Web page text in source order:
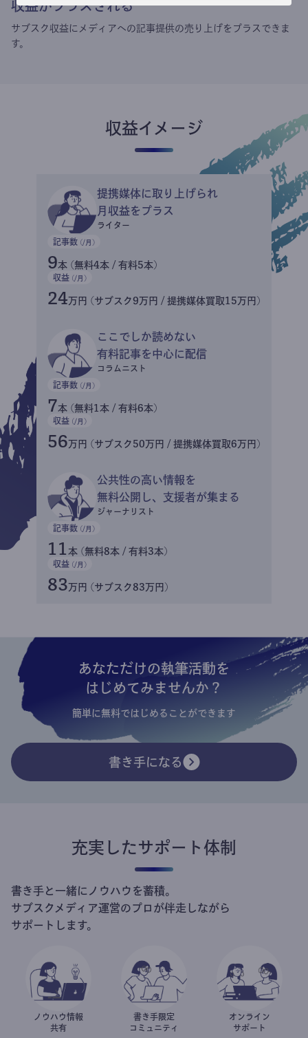
収益がプラスされる
サブスク収益にメディアへの記事提供の売り上げをプラスできま
す。
収益イメージ
提携媒体に取り上げられ
月収益をプラス
ライター
記事数 (/月)
9本 (無料4本 / 有料5本)
収益 (/月)
24万円 (サブスク9万円 / 提携媒体買取15万円)
ここでしか読めない
有料記事を中心に配信
コラムニスト
記事数 (/月)
7本 (無料1本 / 有料6本)
収益 (/月)
56万円 (サブスク50万円 / 提携媒体買取6万円)
公共性の高い情報を
無料公開し、支援者が集まる
ジャーナリスト
記事数 (/月)
11 本 (無料8本 / 有料3本)
収益 (/月)
83万円 (サブスク83万円)
あなただけの執筆活動を
はじめてみませんか？
簡単に無料ではじめることができます
書き手になる
充実したサポート体制
書き手と一緒にノウハウを蓄積。
サブスクメディア運営のプロが伴走しながら
サポートします。
ノウハウ情報
共有
書き手限定
コミュニティ
オンライン
サポート